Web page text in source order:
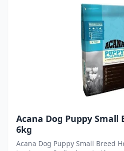
Acana Dog Puppy Small
6kg
Acana Dog Puppy Small Breed